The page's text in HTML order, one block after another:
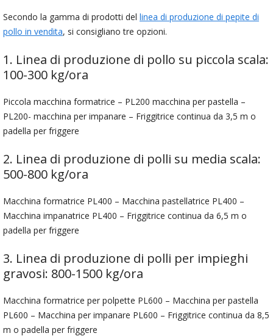
Secondo la gamma di prodotti del linea di produzione di pepite di
pollo in vendita, si consigliano tre opzioni.
1. Linea di produzione di pollo su piccola scala:
100-300 kg/ora
Piccola macchina formatrice – PL200 macchina per pastella –
PL200- macchina per impanare – Friggitrice continua da 3,5 m o
padella per friggere
2. Linea di produzione di polli su media scala:
500-800 kg/ora
Macchina formatrice PL400 – Macchina pastellatrice PL400 –
Macchina impanatrice PL400 – Friggitrice continua da 6,5 m o
padella per friggere
3. Linea di produzione di polli per impieghi
gravosi: 800-1500 kg/ora
Macchina formatrice per polpette PL600 – Macchina per pastella
PL600 – Macchina per impanare PL600 – Friggitrice continua da 8,5
m o padella per friggere